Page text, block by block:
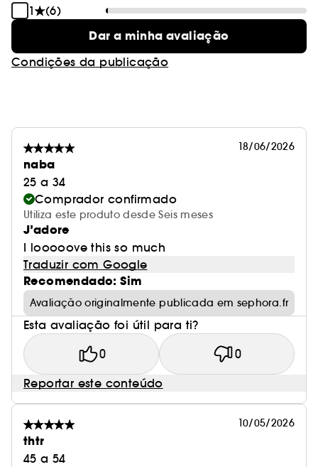
1 (6)
Dar a minha avaliação
Condições da publicação
18/06/2026
naba
25 a 34
Comprador confirmado
Utiliza este produto desde Seis meses
J’adore
I looooove this so much
Traduzir com Google
Recomendado: Sim
Avaliação originalmente publicada em sephora.fr
Esta avaliação foi útil para ti?
0 0
Reportar este conteúdo
10/05/2026
thtr
45 a 54